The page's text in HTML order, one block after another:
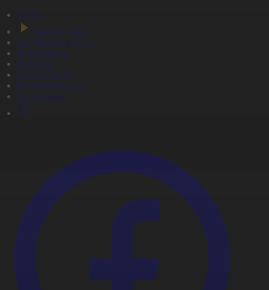
Басты
Тікелей эфир
Бағдарлама кестесі
Жаңалықтар
Жобалар
Телехикаялар
Мультсериалдар
Видеоархив